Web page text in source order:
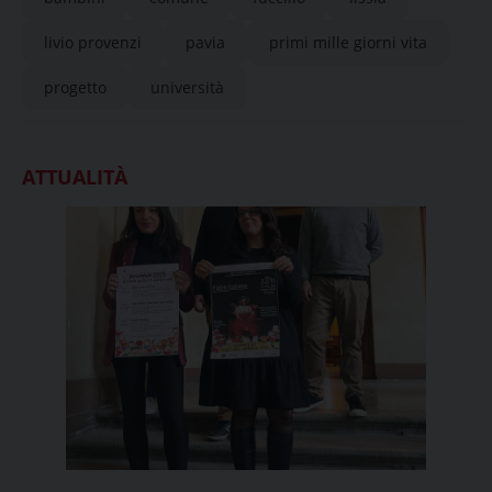
livio provenzi pavia primi mille giorni vita
progetto università
ATTUALITÀ